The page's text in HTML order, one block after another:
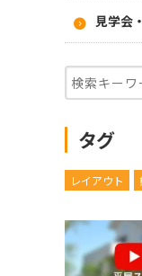
見学会
タグ
レイアウト